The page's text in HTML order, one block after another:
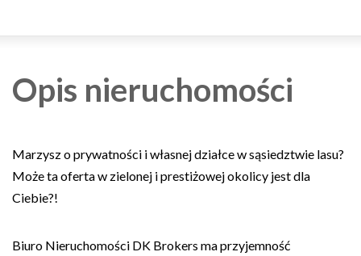
Opis nieruchomości
Marzysz o prywatności i własnej działce w sąsiedztwie lasu?
Może ta oferta w zielonej i prestiżowej okolicy jest dla
Ciebie?!
Biuro Nieruchomości DK Brokers ma przyjemność